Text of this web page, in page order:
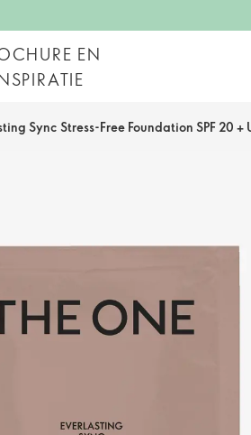
EN
Sync Stress-Free Foundation SPF 20